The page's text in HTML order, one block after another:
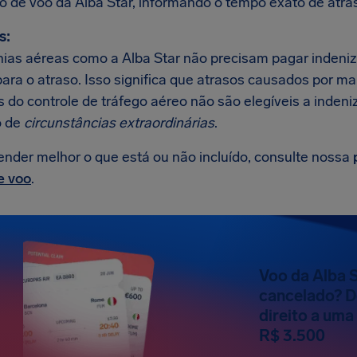
aéreas como a Alba Star não precisam pagar
o atraso. Isso significa que atrasos causados por
do controle de tráfego aéreo não são elegíveis a
de circunstâncias extraordinárias.
melhor o que está ou não incluído, consulte nossa
voo.
Voo da Alba
cancelado?
direito a
R$ 3.500